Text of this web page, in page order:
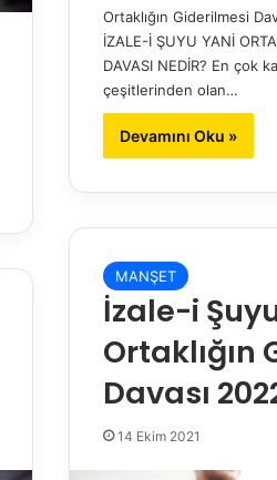
Ortaklığın Giderilmesi
İZALE-İ ŞUYU YANİ
DAVASI NEDİR? En çok
çeşitlerinden olan…
Devamını Oku »
MANŞET
İzale-i
Ortaklığın
Davası
14 Ekim 2021